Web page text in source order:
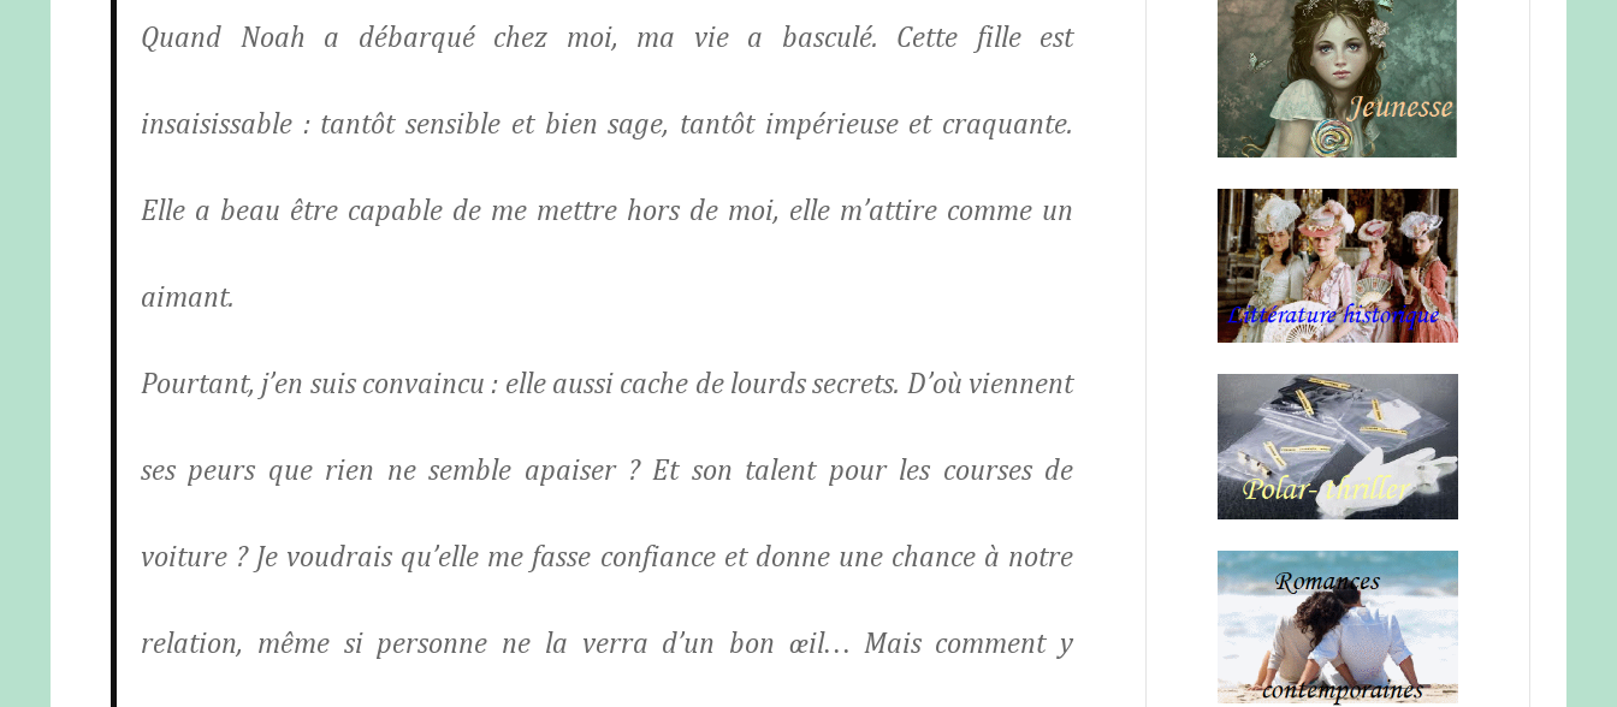
Quand Noah a débarqué chez moi, ma vie a basculé. Cette fille est
insaisissable : tantôt sensible et bien sage, tantôt impérieuse et craquante.
Elle a beau être capable de me mettre hors de moi, elle m’attire comme un
aimant.
Pourtant, j’en suis convaincu : elle aussi cache de lourds secrets. D’où viennent
ses peurs que rien ne semble apaiser ? Et son talent pour les courses de
voiture ? Je voudrais qu’elle me fasse confiance et donne une chance à notre
relation, même si personne ne la verra d’un bon œil… Mais comment y